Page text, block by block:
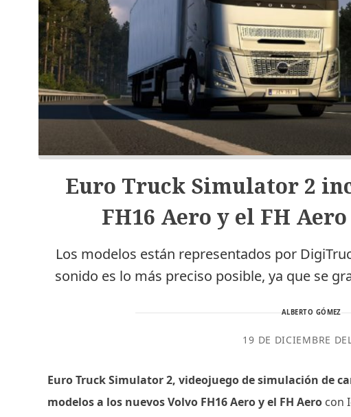
Euro Truck Simulator 2
FH16 Aero y el FH
Los modelos están representados por
sonido es lo más preciso posible, ya que se
ALBERTO GÓMEZ
19 DE DICIEMBRE
Euro Truck Simulator 2, videojuego de simulación de
modelos a los nuevos Volvo FH16 Aero y el FH Aero con